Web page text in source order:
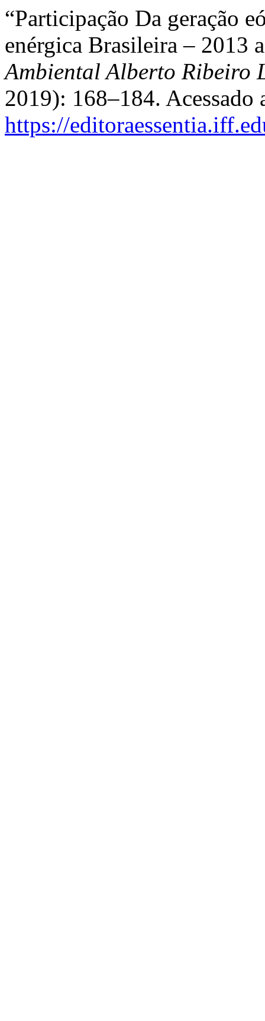
“Participação Da geração
enérgica Brasileira – 2013
Ambiental Alberto Ribeiro
2019): 168–184. Acessado
https://